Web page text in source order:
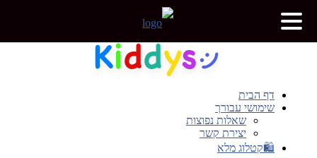
דף הבית
שימושי עבורך
שאלות נפוצות
יצירת קשר
🛍קטלוג מלא